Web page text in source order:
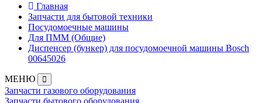
Главная
Запчасти для бытовой техники
Посудомоечные машины
Для ПММ (Общие)
Диспенсер (бункер) для посудомоечной машины Bosch
00645026
МЕНЮ
Запчасти газового оборудования
Запчасти бытового оборудования